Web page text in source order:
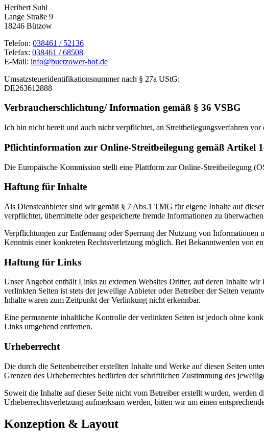
Heribert Suhl
Lange Straße 9
18246 Bützow
Telefon: 038461 / 52136
Telefax: 038461 / 68508
E-Mail: info@buetzower-hof.de
Umsatzsteueridentifikationsnummer nach § 27a UStG:
DE263612888
Verbraucherschlichtung/ Information gemäß § 36 VSBG
Ich bin nicht bereit und auch nicht verpflichtet, an Streitbeilegungsverfahren vor
Pflichtinformation zur Online-Streitbeilegung gemäß Artikel
Die Europäische Kommission stellt eine Plattform zur Online-Streitbeilegung
Haftung für Inhalte
Als Diensteanbieter sind wir gemäß § 7 Abs.1 TMG für eigene Inhalte auf
verpflichtet, übermittelte oder gespeicherte fremde Informationen zu
Verpflichtungen zur Entfernung oder Sperrung der Nutzung von Informationen
Kenntnis einer konkreten Rechtsverletzung möglich. Bei Bekanntwerden von
Haftung für Links
Unser Angebot enthält Links zu externen Websites Dritter, auf deren Inhalte
verlinkten Seiten ist stets der jeweilige Anbieter oder Betreiber der Seiten
Inhalte waren zum Zeitpunkt der Verlinkung nicht erkennbar.
Eine permanente inhaltliche Kontrolle der verlinkten Seiten ist jedoch ohne
Links umgehend entfernen.
Urheberrecht
Die durch die Seitenbetreiber erstellten Inhalte und Werke auf diesen Seiten
Grenzen des Urheberrechtes bedürfen der schriftlichen Zustimmung des
Soweit die Inhalte auf dieser Seite nicht vom Betreiber erstellt wurden, werden
Urheberrechtsverletzung aufmerksam werden, bitten wir um einen
Konzeption & Layout